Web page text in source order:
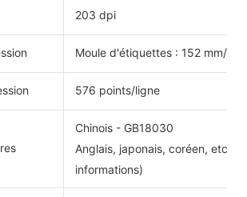
203 dpi
Moule d'étiquettes : 152 mm/s ;
576 points/ligne
Chinois - GB18030
Anglais, japonais, coréen, etc.
informations)